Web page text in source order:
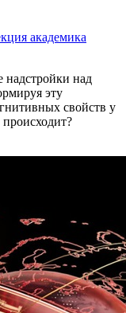
академика
надстройки над
эту
свойств у